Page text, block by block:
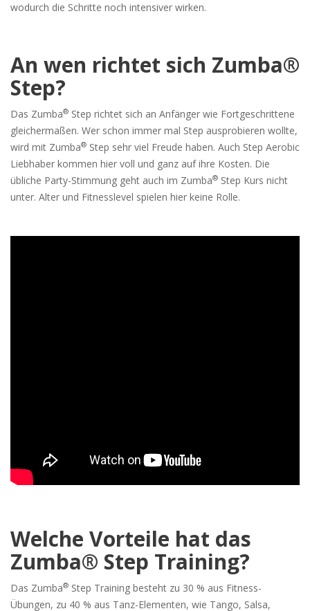
wodurch die Schritte noch intensiver wirken.
An wen richtet sich Zumba®
Step?
Das Zumba® Step richtet sich an Anfänger wie Fortgeschrittene
gleichermaßen. Wer schon immer mal Step ausprobieren wollte,
wird mit Zumba® Step sehr viel Freude haben. Auch Step Aerobic
Liebhaber kommen hier voll und ganz auf ihre Kosten. Die
übliche Party-Stimmung geht auch im Zumba® Step Kurs nicht
unter. Alter und Fitnesslevel spielen hier keine Rolle.
Welche Vorteile hat das
Zumba® Step Training?
Das Zumba® Step Training besteht zu 30 % aus Fitness-
Übungen, zu 40 % aus Tanz-Elementen, wie Tango, Salsa,